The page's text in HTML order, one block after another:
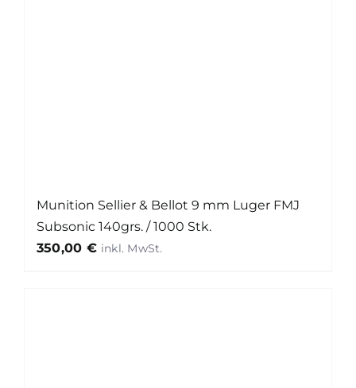
Munition Sellier & Bellot 9 mm Luger FMJ
Subsonic 140grs. / 1000 Stk.
350,00 €